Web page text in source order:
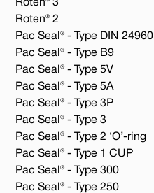
Roten® 3
Roten® 2
Pac Seal® - Type DIN 24960
Pac Seal® - Type B9
Pac Seal® - Type 5V
Pac Seal® - Type 5A
Pac Seal® - Type 3P
Pac Seal® - Type 3
Pac Seal® - Type 2 ‘O’-ring
Pac Seal® - Type 1 CUP
Pac Seal® - Type 300
Pac Seal® - Type 250